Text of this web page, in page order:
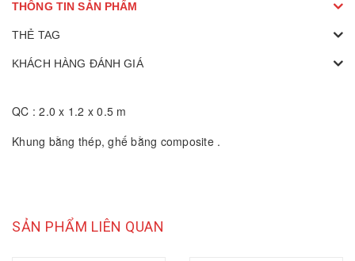
THÔNG TIN SẢN PHẨM
THẺ TAG
KHÁCH HÀNG ĐÁNH GIÁ
QC : 2.0 x 1.2 x 0.5 m
Khung bằng thép, ghế bằng composite .
SẢN PHẨM LIÊN QUAN